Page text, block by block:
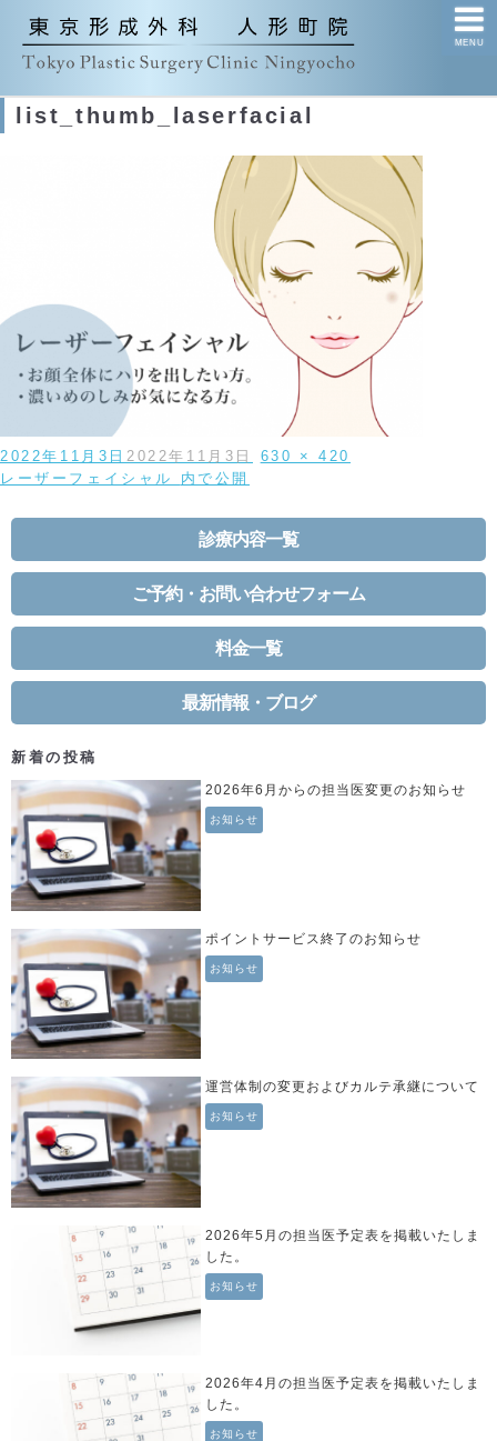
MENU
list_thumb_laserfacial
投
稿
2022年11月3日 2022年11月3日
フ
イ
ズ
630 × 420
投
ナ
ゲ
シ
ョ
レーザーフェイシャル 内で公開
診療内容一覧
ご予約・お問い合わせフォーム
料金一覧
最新情報・ブログ
新着の投稿
2026年6月からの担当医変更のお知らせ
お知らせ
ポイントサービス終了のお知らせ
お知らせ
運営体制の変更およびカルテ承継について
お知らせ
2026年5月の担当医予定表を掲載いたしま
した。
お知らせ
2026年4月の担当医予定表を掲載いたしま
した。
お知らせ